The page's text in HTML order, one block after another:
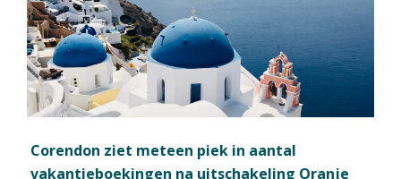
Corendon ziet meteen piek in aantal
vakantieboekingen na uitschakeling Oranje